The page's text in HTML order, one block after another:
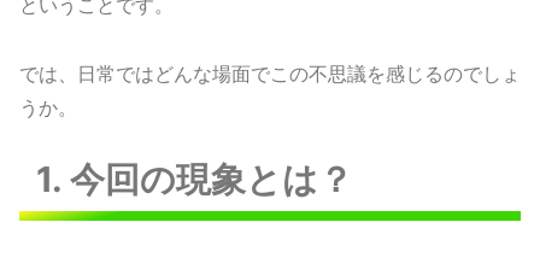
では、日常ではどんな場面でこの不思議を感じるのでしょ
うか。
1. 今回の現象とは？